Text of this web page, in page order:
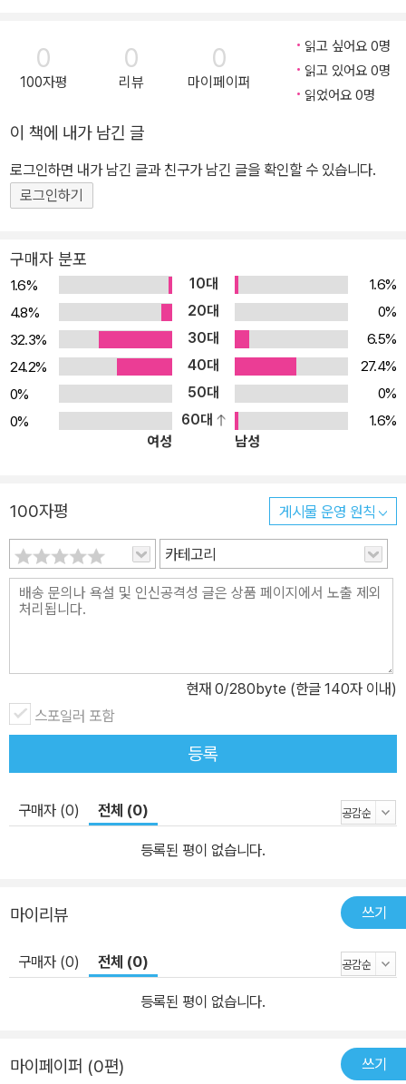
0
100자평
0
리뷰
0
마이페이퍼
읽고 싶어요 0명
읽고 있어요 0명
읽었어요 0명
이 책에 내가 남긴 글
로그인하면 내가 남긴 글과 친구가 남긴 글을 확인할 수 있습니다.
로그인하기
구매자 분포
1.6% 10대
1.6%
4.8%
20대
0%
32.3%
30대
6.5%
24.2%
40대
27.4%
0%
50대
0%
0%
60대
1.6%
여성
남성
100자평 게시물 운영 원칙
카테고리
현재 0/280byte (한글 140자 이내)
스포일러 포함
등록
구매자 (0) 전체 (0)
등록된 평이 없습니다.
마이리뷰 쓰기
구매자 (0) 전체 (0)
등록된 평이 없습니다.
마이페이퍼 (0편) 쓰기